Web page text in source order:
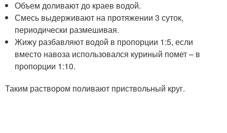
Объем доливают до краев водой.
Смесь выдерживают на протяжении 3 суток,
периодически размешивая.
Жижу разбавляют водой в пропорции 1:5, если
вместо навоза использовался куриный помет – в
пропорции 1:10.
Таким раствором поливают приствольный круг.